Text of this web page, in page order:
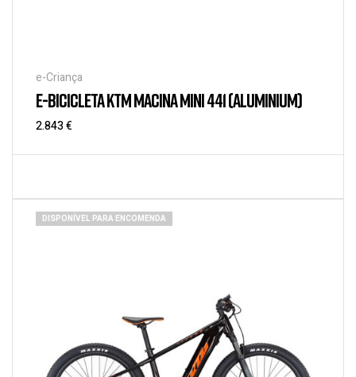
e-Criança
E-BICICLETA KTM MACINA MINI 441 (ALUMINIUM)
2.843€
DISPONÍVEL PARA ENCOMENDA